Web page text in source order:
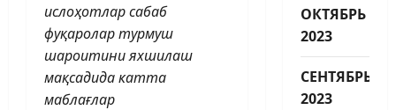
ислоҳотлар сабаб
фуқаролар турмуш
шароитини яхшилаш
мақсадида катта
маблағлар
ОКТЯБРЬ
2023
СЕНТЯБРЬ
2023